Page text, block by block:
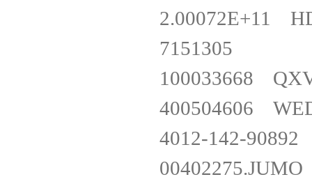
2.00072E+11
7151305
100033668
400504606
4012-142-